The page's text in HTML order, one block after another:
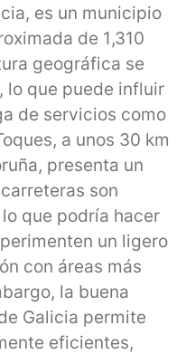
es un municipio
de 1,310
geográfica se
lo que puede influir
de servicios como
a unos 30 km
presenta un
son
que podría hacer
un ligero
con áreas más
la buena
Galicia permite
eficientes,